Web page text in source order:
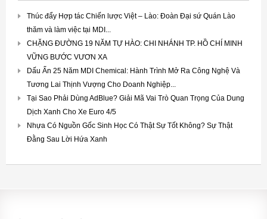
Thúc đẩy Hợp tác Chiến lược Việt – Lào: Đoàn Đại sứ Quán Lào
thăm và làm việc tại MDI...
CHẶNG ĐƯỜNG 19 NĂM TỰ HÀO: CHI NHÁNH TP. HỒ CHÍ MINH
VỮNG BƯỚC VƯƠN XA
Dấu Ấn 25 Năm MDI Chemical: Hành Trình Mở Ra Công Nghệ Và
Tương Lai Thịnh Vượng Cho Doanh Nghiệp...
Tại Sao Phải Dùng AdBlue? Giải Mã Vai Trò Quan Trọng Của Dung
Dịch Xanh Cho Xe Euro 4/5
Nhựa Có Nguồn Gốc Sinh Học Có Thật Sự Tốt Không? Sự Thật
Đằng Sau Lời Hứa Xanh